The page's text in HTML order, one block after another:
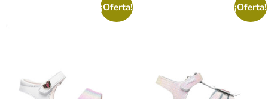
¡Oferta! ¡Oferta!